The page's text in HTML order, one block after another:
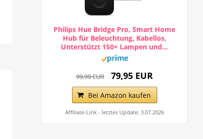
Philips Hue Bridge Pro, Smart Home
Hub für Beleuchtung, Kabellos,
Unterstützt 150+ Lampen und...
99,99 EUR 79,95 EUR
Bei Amazon kaufen
Affiliate-Link - letztes Update: 3.07.2026